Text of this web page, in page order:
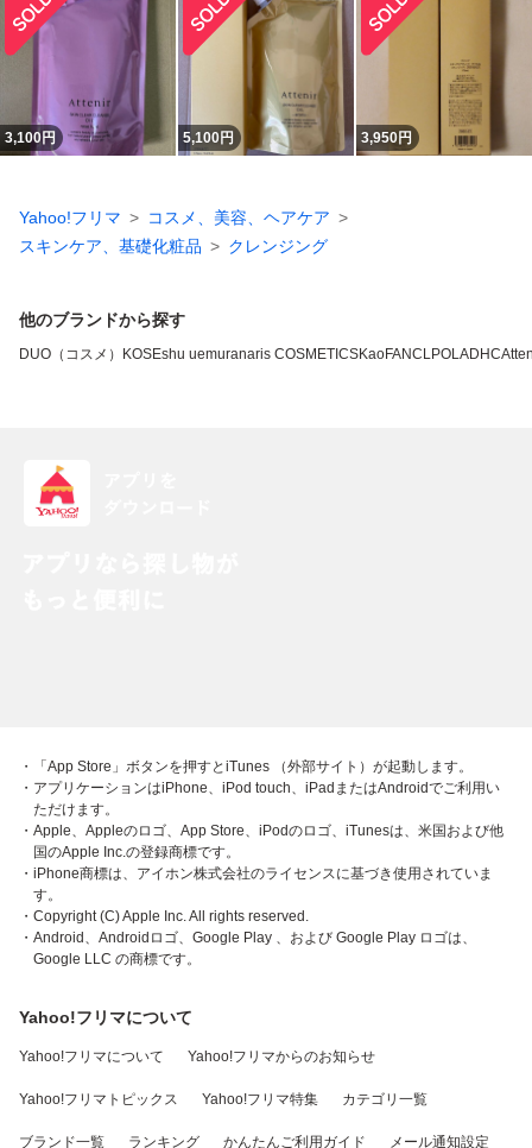
3,100円 5,100円 3,950円
Yahoo!フリマ
コスメ、美容、ヘアケア
スキンケア、基礎化粧品
クレンジング
他のブランドから探す
DUO（コスメ） KOSEshu uemuranaris COSMETICSKaoFANCLPOLADHC
・「App Store」ボタンを押すとiTunes （外部サイト）が起動します。
・アプリケーションはiPhone、iPod touch、iPadまたはAndroidでご利用い
ただけます。
・Apple、Appleのロゴ、App Store、iPodのロゴ、iTunesは、米国および他
国のApple Inc.の登録商標です。
・iPhone商標は、アイホン株式会社のライセンスに基づき使用されていま
す。
・Copyright (C) Apple Inc. All rights reserved.
・Android、Androidロゴ、Google Play 、および Google Play ロゴは、
Google LLC の商標です。
Yahoo!フリマについて
Yahoo!フリマについて Yahoo!フリマからのお知らせ
Yahoo!フリマトピックス Yahoo!フリマ特集 カテゴリ一覧
ブランド一覧 ランキング かんたんご利用ガイド メール通知設定